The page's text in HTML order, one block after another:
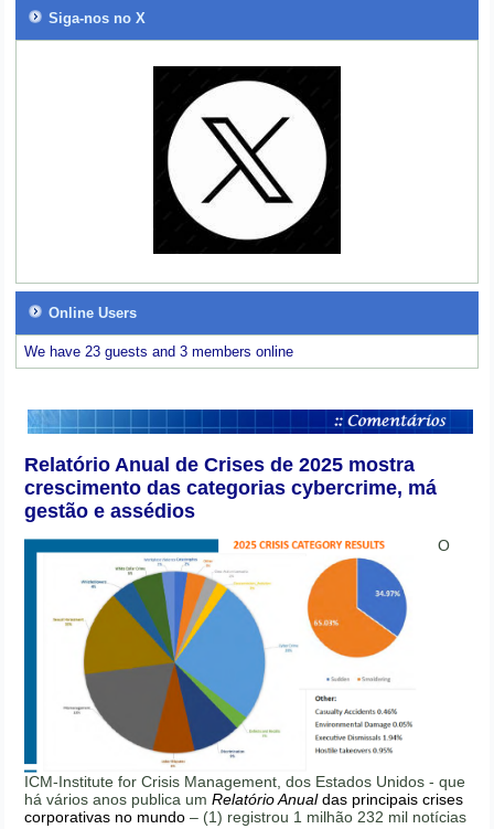
Siga-nos no X
Online Users
We have 23 guests and 3 members online
Relatório Anual de Crises de 2025 mostra
crescimento das categorias cybercrime, má
gestão e assédios
O
ICM-Institute for Crisis Management, dos Estados Unidos - que
há vários anos publica umRelatório Anualdas principais crises
corporativas no mundo – (1) registrou 1 milhão 232 mil notícias